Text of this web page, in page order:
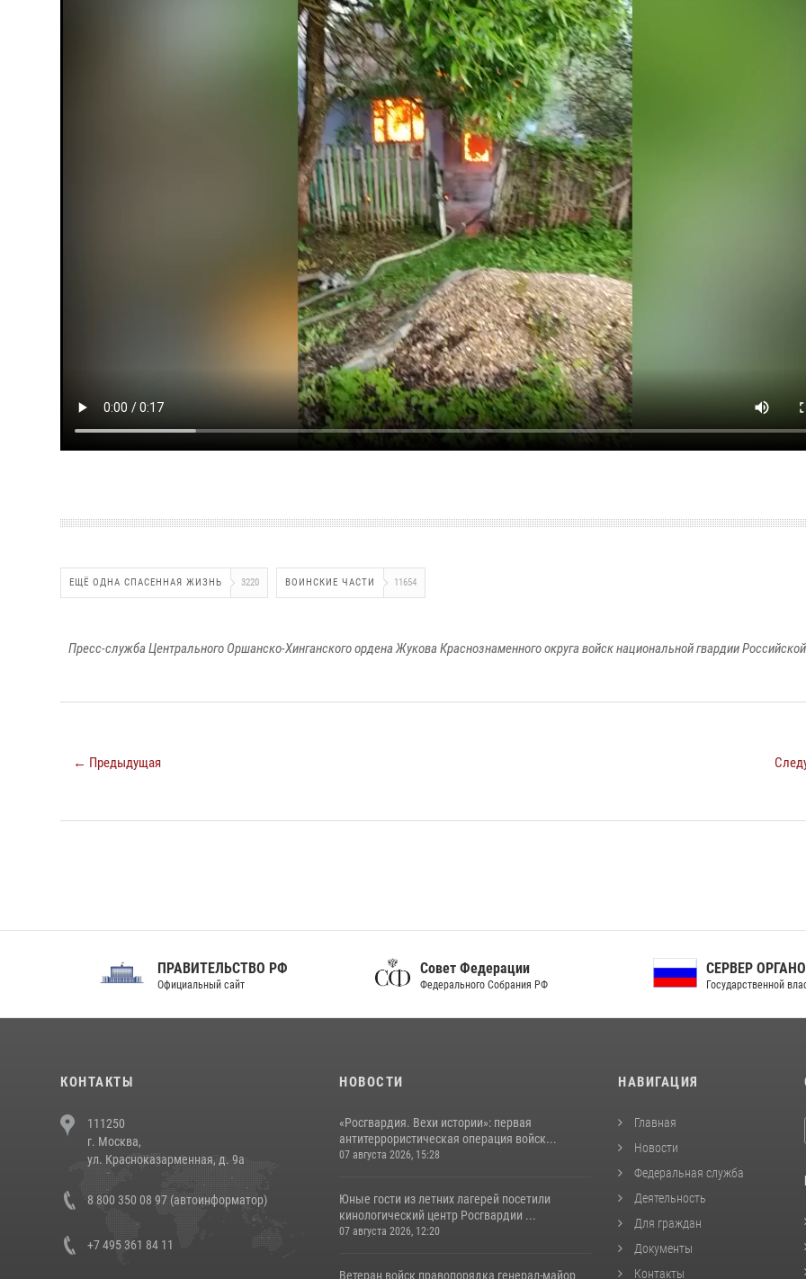
ЕЩЁ ОДНА СПАСЕННАЯ ЖИЗНЬ 3220 ВОИНСКИЕ ЧАСТИ 11654
Пресс-служба Центрального Оршанско-Хинганского ордена Жукова Краснознаменного округа войск национальной гвардии
← Предыдущая
ПРАВИТЕЛЬСТВО РФ
Официальный сайт
Совет Федерации
Федерального Собрания РФ
СЕРВЕР ОРГАНОВ
Государственной власти РФ
КОНТАКТЫ
111250
г. Москва,
ул. Красноказарменная, д. 9а
8 800 350 08 97 (автоинформатор)
+7 495 361 84 11
НОВОСТИ
«Росгвардия. Вехи истории»: первая
антитеррористическая операция войск...
07 августа 2026, 15:28
Юные гости из летних лагерей посетили
кинологический центр Росгвардии ...
07 августа 2026, 12:20
Ветеран войск правопорядка генерал-майор
НАВИГАЦИЯ
Главная
Новости
Федеральная служба
Деятельность
Для граждан
Документы
Контакты